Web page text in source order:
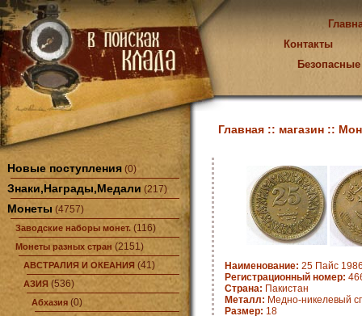
Контакты
Новые поступления (0)
Знаки,Награды,Медали (217)
Монеты (4757)
Заводские наборы монет. (116)
Монеты разных стран (2151)
АВСТРАЛИЯ И ОКЕАНИЯ (41)
АЗИЯ (536)
Абхазия (0)
Главная :: магазин ::
Наименование: 25 Пайс
Регистрационный номер:
Страна: Пакистан
Металл: Медно-никелевый
Размер: 18